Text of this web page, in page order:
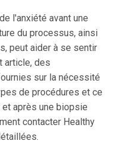
l'anxiété avant une
du processus, ainsi
peut aider à se sentir
article, des
sur la nécessité
de procédures et ce
et après une biopsie
contacter Healthy